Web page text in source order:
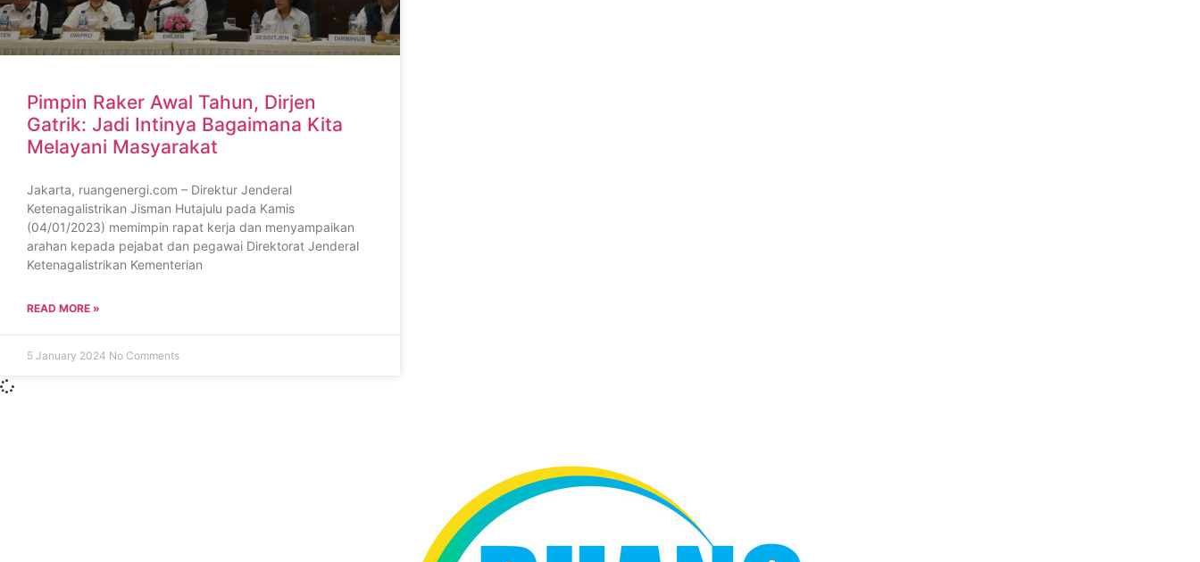
Pimpin Raker Awal Tahun, Dirjen
Gatrik: Jadi Intinya Bagaimana Kita
Melayani Masyarakat
Jakarta, ruangenergi.com – Direktur Jenderal
Ketenagalistrikan Jisman Hutajulu pada Kamis
(04/01/2023) memimpin rapat kerja dan menyampaikan
arahan kepada pejabat dan pegawai Direktorat Jenderal
Ketenagalistrikan Kementerian
READ MORE »
5 January 2024 No Comments